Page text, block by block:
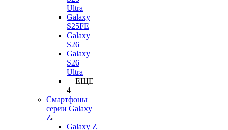
Ultra
Galaxy
S25FE
Galaxy
S26
Galaxy
S26
Ultra
+ ЕЩЕ
4
Смартфоны
серии Galaxy
Z
Galaxy Z